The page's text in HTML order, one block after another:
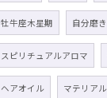
牡牛座木星期 自分磨き
スピリチュアルアロマ
ヘアオイル マテリアル